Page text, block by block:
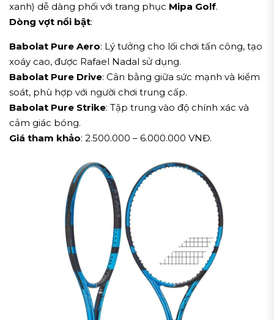
xanh) dễ dàng phối với trang phục Mipa Golf.
Dòng vợt nổi bật:
Babolat Pure Aero: Lý tưởng cho lối chơi tấn công, tạo
xoáy cao, được Rafael Nadal sử dụng.
Babolat Pure Drive: Cân bằng giữa sức mạnh và kiểm
soát, phù hợp với người chơi trung cấp.
Babolat Pure Strike: Tập trung vào độ chính xác và
cảm giác bóng.
Giá tham khảo: 2.500.000 – 6.000.000 VNĐ.